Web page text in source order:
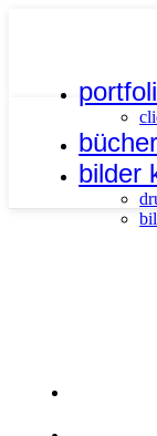
bilder